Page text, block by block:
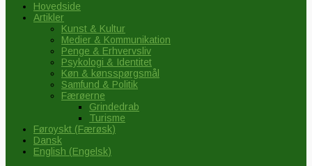
Hovedside
Artikler
Kunst & Kultur
Medier & Kommunikation
Penge & Erhvervsliv
Psykologi & Identitet
Køn & kønsspørgsmål
Samfund & Politik
Færøerne
Grindedrab
Turisme
Føroyskt (Færøsk)
Dansk
English (Engelsk)